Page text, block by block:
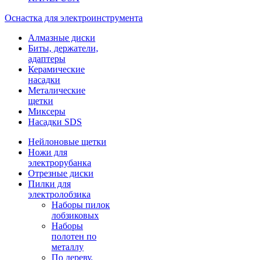
Оснастка для электроинструмента
Алмазные диски
Биты, держатели,
адаптеры
Керамические
насадки
Металические
щетки
Миксеры
Насадки SDS
Нейлоновые щетки
Ножи для
электрорубанка
Отрезные диски
Пилки для
электролобзика
Наборы пилок
лобзиковых
Наборы
полотен по
металлу
По дереву,